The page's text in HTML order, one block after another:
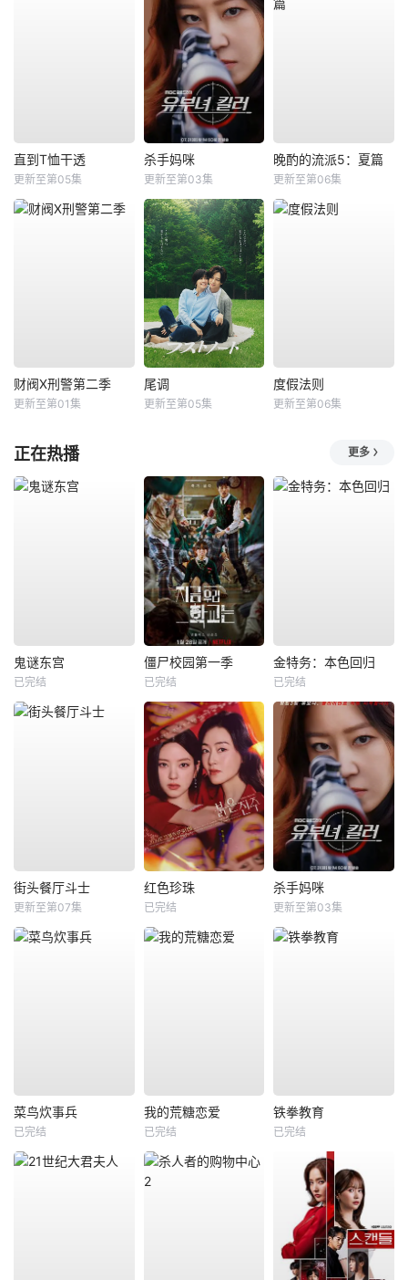
直到T恤干透
更新至第05集
杀手妈咪
更新至第03集
晚酌的流派5：夏篇
更新至第06集
财阀X刑警第二季
更新至第01集
尾调
更新至第05集
度假法则
更新至第06集
正在热播 更多
鬼谜东宫
已完结
僵尸校园第一季
已完结
金特务：本色回归
已完结
街头餐厅斗士
更新至第07集
红色珍珠
已完结
杀手妈咪
更新至第03集
菜鸟炊事兵
已完结
我的荒糖恋爱
已完结
铁拳教育
已完结